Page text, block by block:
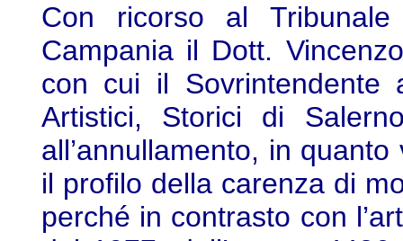
Con ricorso al Tribunale
Campania il Dott.
con cui il Sovrintendente
Artistici, Storici di
all’annullamento, in
il profilo della carenza di
perché in contrasto con